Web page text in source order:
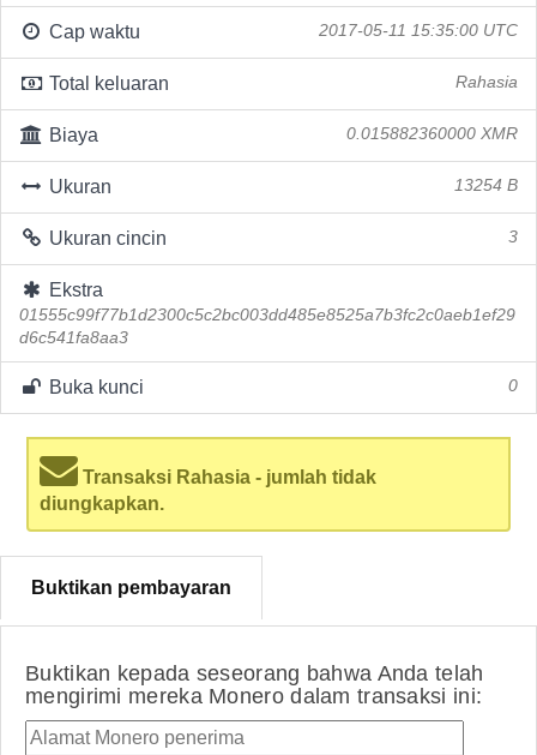
Cap waktu 2017-05-11 15:35:00 UTC
Total keluaran Rahasia
Biaya 0.015882360000 XMR
Ukuran 13254 B
Ukuran cincin 3
Ekstra
01555c99f77b1d2300c5c2bc003dd485e8525a7b3fc2c0aeb1ef29
d6c541fa8aa3
Buka kunci 0
Transaksi Rahasia - jumlah tidak
diungkapkan.
Buktikan pembayaran
Buktikan kepada seseorang bahwa Anda telah
mengirimi mereka Monero dalam transaksi ini: